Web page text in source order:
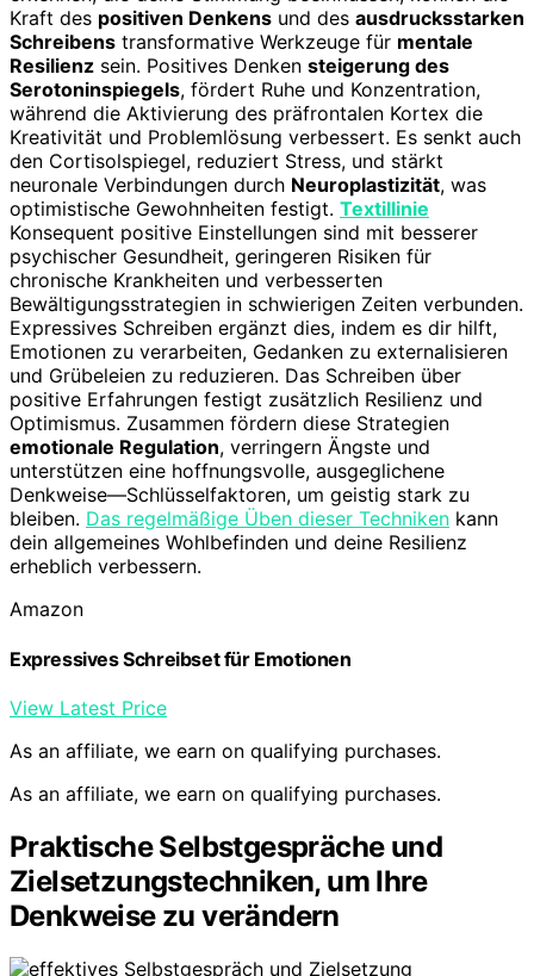
Kraft des positiven Denkens und des ausdrucksstarken
Schreibens transformative Werkzeuge für mentale
Resilienz sein. Positives Denken steigerung des
Serotoninspiegels, fördert Ruhe und Konzentration,
während die Aktivierung des präfrontalen Kortex die
Kreativität und Problemlösung verbessert. Es senkt auch
den Cortisolspiegel, reduziert Stress, und stärkt
neuronale Verbindungen durch Neuroplastizität, was
optimistische Gewohnheiten festigt. Textillinie
Konsequent positive Einstellungen sind mit besserer
psychischer Gesundheit, geringeren Risiken für
chronische Krankheiten und verbesserten
Bewältigungsstrategien in schwierigen Zeiten verbunden.
Expressives Schreiben ergänzt dies, indem es dir hilft,
Emotionen zu verarbeiten, Gedanken zu externalisieren
und Grübeleien zu reduzieren. Das Schreiben über
positive Erfahrungen festigt zusätzlich Resilienz und
Optimismus. Zusammen fördern diese Strategien
emotionale Regulation, verringern Ängste und
unterstützen eine hoffnungsvolle, ausgeglichene
Denkweise—Schlüsselfaktoren, um geistig stark zu
bleiben. Das regelmäßige Üben dieser Techniken kann
dein allgemeines Wohlbefinden und deine Resilienz
erheblich verbessern.
Amazon
Expressives Schreibset für Emotionen
View Latest Price
As an affiliate, we earn on qualifying purchases.
As an affiliate, we earn on qualifying purchases.
Praktische Selbstgespräche und
Zielsetzungstechniken, um Ihre
Denkweise zu verändern